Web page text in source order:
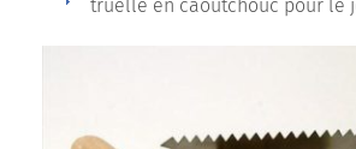
truelle en caoutchouc pour le